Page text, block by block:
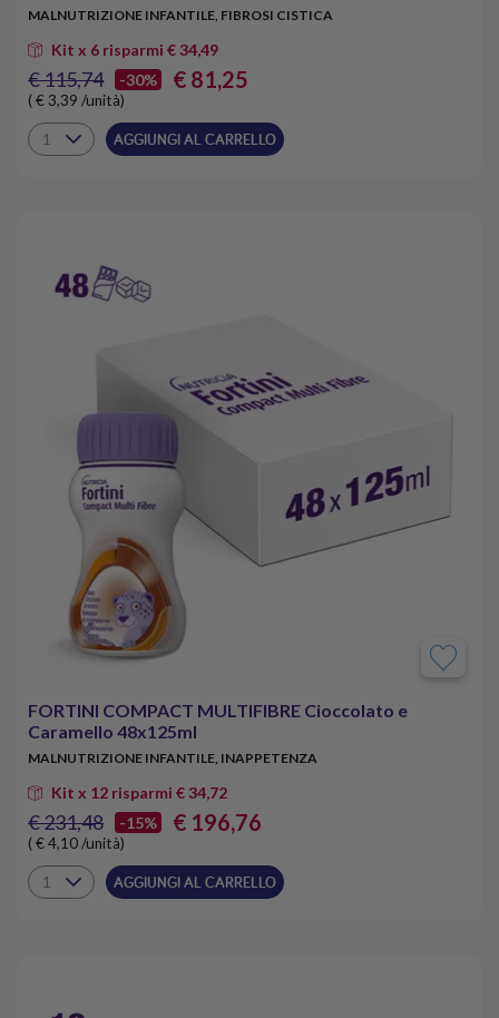
MALNUTRIZIONE INFANTILE, FIBROSI CISTICA
Kit x 6 risparmi € 34,49
€ 115,74 -30% € 81,25
( € 3,39 /unità)
AGGIUNGI AL CARRELLO
FORTINI COMPACT MULTIFIBRE Cioccolato e
Caramello 48x125ml
MALNUTRIZIONE INFANTILE, INAPPETENZA
Kit x 12 risparmi € 34,72
€ 231,48 -15% € 196,76
( € 4,10 /unità)
AGGIUNGI AL CARRELLO